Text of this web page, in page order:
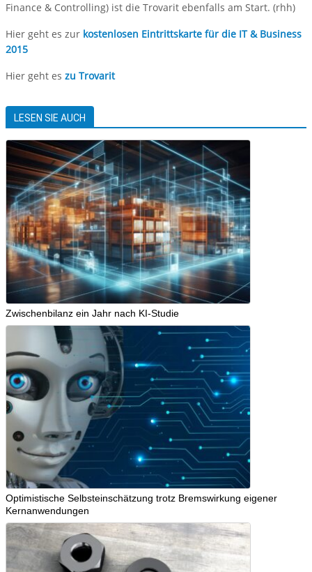
Finance & Controlling) ist die Trovarit ebenfalls am Start. (rhh)
Hier geht es zur kostenlosen Eintrittskarte für die IT & Business
2015
Hier geht es zu Trovarit
LESEN SIE AUCH
Zwischenbilanz ein Jahr nach KI-Studie
Optimistische Selbsteinschätzung trotz Bremswirkung eigener
Kernanwendungen